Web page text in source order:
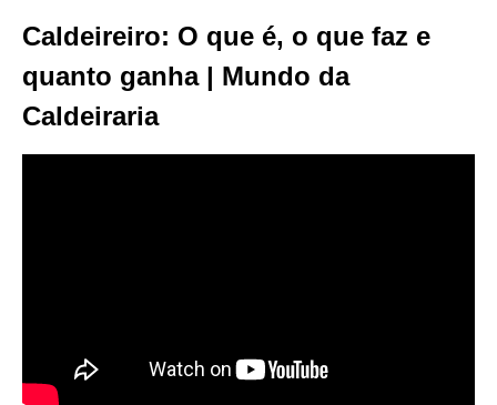
Caldeireiro: O que é, o que faz e
quanto ganha | Mundo da
Caldeiraria